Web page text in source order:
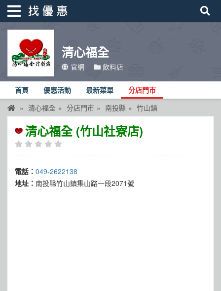
清心福全
官網 飲料店
首頁 優惠活動 最新菜單 分店門市
清心福全 分店門市 南投縣 竹山鎮
清心福全 (竹山社寮店)
電話： 049-2622138
地址： 南投縣竹山鎮集山路一段2071號
找優惠
優惠活動
折價卷
線上DM
品牌總覽